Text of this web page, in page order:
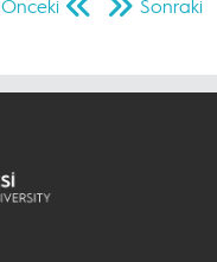
Önceki Sonraki